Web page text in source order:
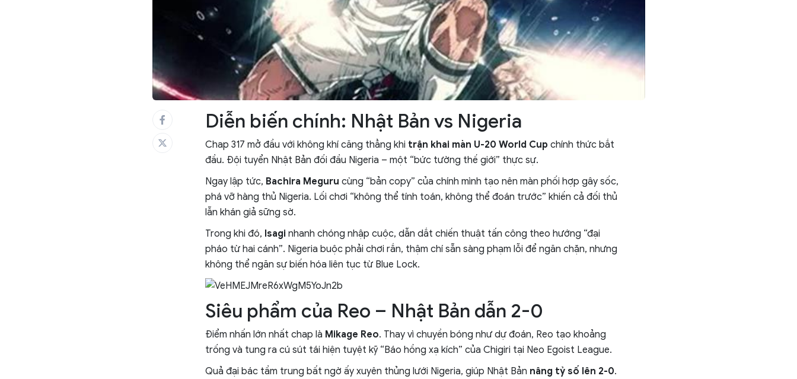
Diễn biến chính: Nhật Bản vs Nigeria
Chap 317 mở đầu với không khí căng thẳng khi trận khai màn U-20 World Cup chính thức bắt
đầu. Đội tuyển Nhật Bản đối đầu Nigeria – một “bức tường thế giới” thực sự.
Ngay lập tức, Bachira Meguru cùng “bản copy” của chính mình tạo nên màn phối hợp gây sốc,
phá vỡ hàng thủ Nigeria. Lối chơi “không thể tính toán, không thể đoán trước” khiến cả đối thủ
lẫn khán giả sững sờ.
Trong khi đó, Isagi nhanh chóng nhập cuộc, dẫn dắt chiến thuật tấn công theo hướng “đại
pháo từ hai cánh”. Nigeria buộc phải chơi rắn, thậm chí sẵn sàng phạm lỗi để ngăn chặn, nhưng
không thể ngăn sự biến hóa liên tục từ Blue Lock.
Siêu phẩm của Reo – Nhật Bản dẫn 2-0
Điểm nhấn lớn nhất chap là Mikage Reo. Thay vì chuyền bóng như dự đoán, Reo tạo khoảng
trống và tung ra cú sút tái hiện tuyệt kỹ “Báo hồng xạ kích” của Chigiri tại Neo Egoist League.
Quả đại bác tầm trung bất ngờ ấy xuyên thủng lưới Nigeria, giúp Nhật Bản nâng tỷ số lên 2-0.